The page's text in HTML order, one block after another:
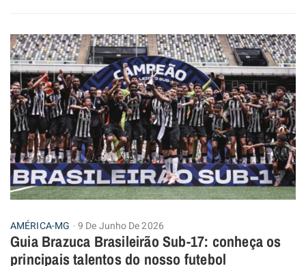
AMÉRICA-MG 9 De Junho De 2026
Guia Brazuca Brasileirão Sub-17: conheça os
principais talentos do nosso futebol